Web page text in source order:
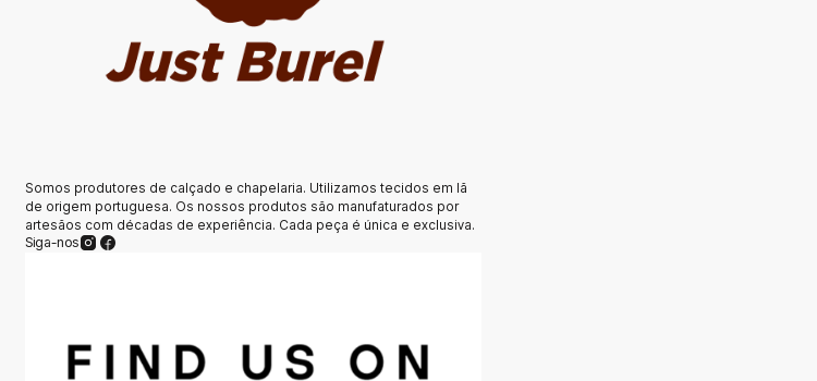
Somos produtores de calçado e chapelaria. Utilizamos tecidos em lã
de origem portuguesa. Os nossos produtos são manufaturados por
artesãos com décadas de experiência. Cada peça é única e exclusiva.
Siga-nos